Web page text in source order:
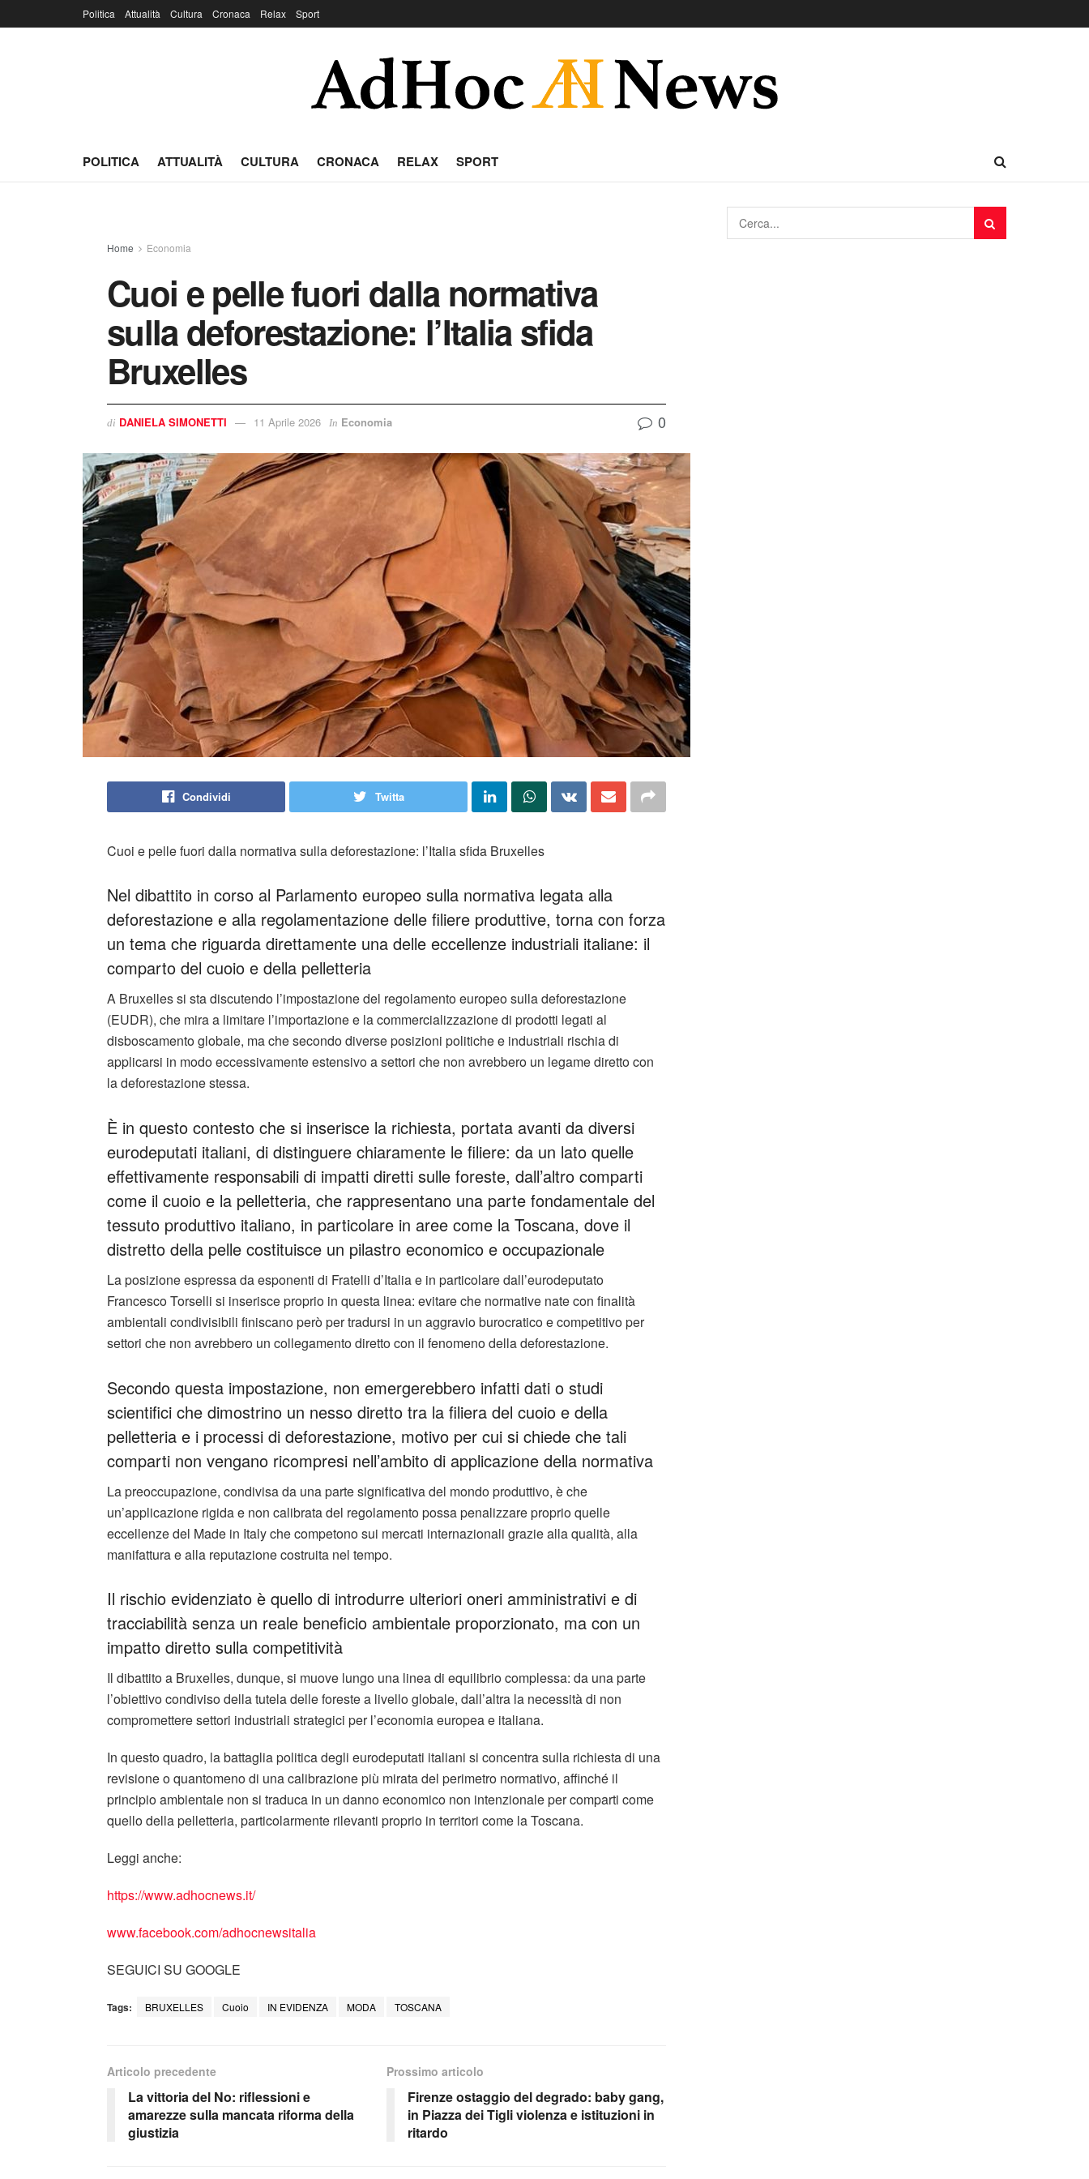
Politica Attualità Cultura Cronaca Relax Sport
POLITICA ATTUALITÀ CULTURA CRONACA RELAX SPORT
Home Economia
Cuoi e pelle fuori dalla normativa
sulla deforestazione: l’Italia sfida
Bruxelles
di DANIELA SIMONETTI 11 Aprile 2026 In Economia 0
Condividi Twitta
Cuoi e pelle fuori dalla normativa sulla deforestazione: l’Italia sfida Bruxelles
Nel dibattito in corso al Parlamento europeo sulla normativa legata alla
deforestazione e alla regolamentazione delle filiere produttive, torna con forza
un tema che riguarda direttamente una delle eccellenze industriali italiane: il
comparto del cuoio e della pelletteria
A Bruxelles si sta discutendo l’impostazione del regolamento europeo sulla deforestazione
(EUDR), che mira a limitare l’importazione e la commercializzazione di prodotti legati al
disboscamento globale, ma che secondo diverse posizioni politiche e industriali rischia di
applicarsi in modo eccessivamente estensivo a settori che non avrebbero un legame diretto con
la deforestazione stessa.
È in questo contesto che si inserisce la richiesta, portata avanti da diversi
eurodeputati italiani, di distinguere chiaramente le filiere: da un lato quelle
effettivamente responsabili di impatti diretti sulle foreste, dall’altro comparti
come il cuoio e la pelletteria, che rappresentano una parte fondamentale del
tessuto produttivo italiano, in particolare in aree come la Toscana, dove il
distretto della pelle costituisce un pilastro economico e occupazionale
La posizione espressa da esponenti di Fratelli d’Italia e in particolare dall’eurodeputato
Francesco Torselli si inserisce proprio in questa linea: evitare che normative nate con finalità
ambientali condivisibili finiscano però per tradursi in un aggravio burocratico e competitivo per
settori che non avrebbero un collegamento diretto con il fenomeno della deforestazione.
Secondo questa impostazione, non emergerebbero infatti dati o studi
scientifici che dimostrino un nesso diretto tra la filiera del cuoio e della
pelletteria e i processi di deforestazione, motivo per cui si chiede che tali
comparti non vengano ricompresi nell’ambito di applicazione della normativa
La preoccupazione, condivisa da una parte significativa del mondo produttivo, è che
un’applicazione rigida e non calibrata del regolamento possa penalizzare proprio quelle
eccellenze del Made in Italy che competono sui mercati internazionali grazie alla qualità, alla
manifattura e alla reputazione costruita nel tempo.
Il rischio evidenziato è quello di introdurre ulteriori oneri amministrativi e di
tracciabilità senza un reale beneficio ambientale proporzionato, ma con un
impatto diretto sulla competitività
Il dibattito a Bruxelles, dunque, si muove lungo una linea di equilibrio complessa: da una parte
l’obiettivo condiviso della tutela delle foreste a livello globale, dall’altra la necessità di non
compromettere settori industriali strategici per l’economia europea e italiana.
In questo quadro, la battaglia politica degli eurodeputati italiani si concentra sulla richiesta di una
revisione o quantomeno di una calibrazione più mirata del perimetro normativo, affinché il
principio ambientale non si traduca in un danno economico non intenzionale per comparti come
quello della pelletteria, particolarmente rilevanti proprio in territori come la Toscana.
Leggi anche:
https://www.adhocnews.it/
www.facebook.com/adhocnewsitalia
SEGUICI SU GOOGLE
Tags: BRUXELLES Cuoio IN EVIDENZA MODA TOSCANA
Articolo precedente
La vittoria del No: riflessioni e
amarezze sulla mancata riforma della
giustizia
Prossimo articolo
Firenze ostaggio del degrado: baby gang,
in Piazza dei Tigli violenza e istituzioni in
ritardo